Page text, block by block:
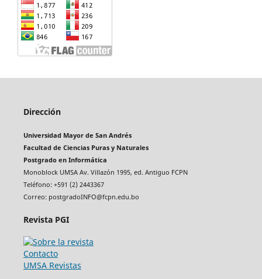
Dirección
Universidad Mayor de San Andrés
Facultad de Ciencias Puras y Naturales
Postgrado en Informática
Monoblock UMSA Av. Villazón 1995, ed. Antiguo FCPN
Teléfono: +591 (2) 2443367
Correo: postgradoINFO@fcpn.edu.bo
Revista PGI
Contacto
UMSA Revistas